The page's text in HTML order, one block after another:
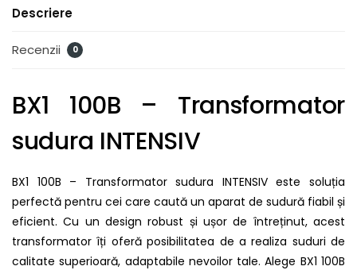
Descriere
Recenzii 0
BX1 100B – Transformator
sudura INTENSIV
BX1 100B – Transformator sudura INTENSIV este soluția
perfectă pentru cei care caută un aparat de sudură fiabil și
eficient. Cu un design robust și ușor de întreținut, acest
transformator îți oferă posibilitatea de a realiza suduri de
calitate superioară, adaptabile nevoilor tale. Alege BX1 100B